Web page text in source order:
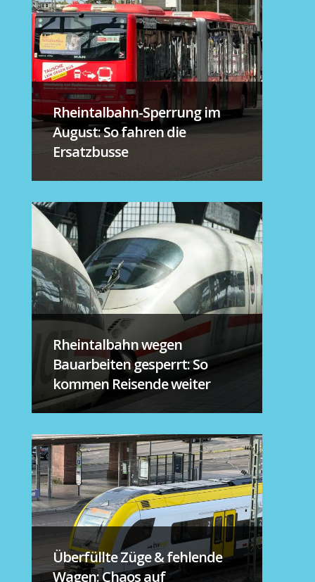
Rheintalbahn-Sperrung im
August: So fahren die
Ersatzbusse
Rheintalbahn wegen
Bauarbeiten gesperrt: So
kommen Reisende weiter
Überfüllte Züge & fehlende
Wagen: Chaos auf